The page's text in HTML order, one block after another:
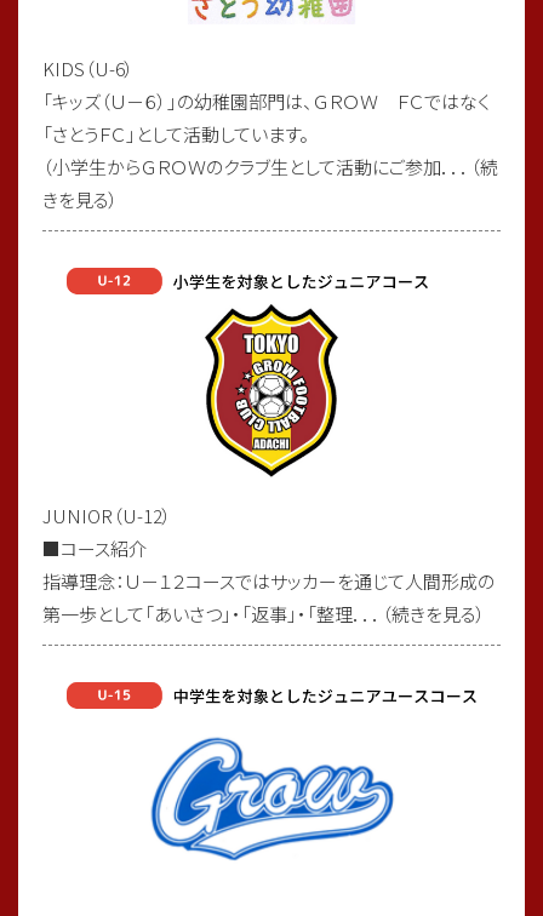
#tre2030strikerproject
#足立区西新井
#足立区少年サッカーチーム
2026/03/02
6年生卒業フットサル大会優勝🏆
6年生卒業フットサル大会優勝🏆
場所：舎人PG
6年生が足立区6年生卒業フットサル大会で優勝致しました！
KIDS（U-6）
「キッズ（Ｕ－６）」の幼稚園部門は、ＧＲＯＷ ＦＣではなく
「さとうＦＣ」として活動しています。
（小学生からＧＲＯＷのクラブ生として活動にご参加．．．（続
きを見る）
JUNIOR（U-12）
■コース紹介
指導理念：Ｕ－１２コースではサッカーを通じて人間形成の
第一歩として「あいさつ」・「返事」・「整理．．．（続きを見る）